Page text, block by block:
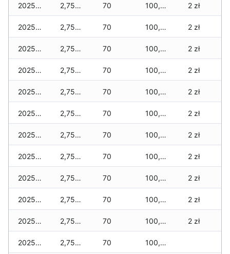
2025-11-30 2,750 zł 70 100,425 zł 2 zł
2025-11-29 2,750 zł 70 100,425 zł 2 zł
2025-11-28 2,750 zł 70 100,395 zł 2 zł
2025-11-27 2,750 zł 70 100,365 zł 2 zł
2025-11-26 2,750 zł 70 100,335 zł 2 zł
2025-11-25 2,750 zł 70 100,305 zł 2 zł
2025-11-24 2,750 zł 70 100,305 zł 2 zł
2025-11-23 2,750 zł 70 100,255 zł 2 zł
2025-11-22 2,750 zł 70 100,255 zł 2 zł
2025-11-21 2,750 zł 70 100,240 zł 2 zł
2025-11-20 2,750 zł 70 100,240 zł 2 zł
2025-11-19 2,750 zł 70 100,240 zł